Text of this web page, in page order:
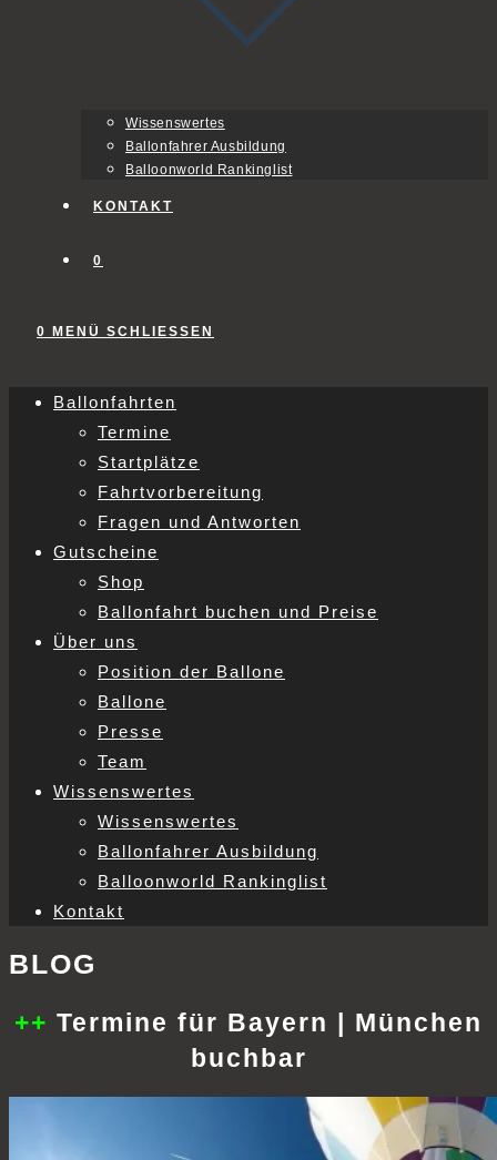
Wissenswertes
Ballonfahrer Ausbildung
Balloonworld Rankinglist
KONTAKT
0
0 MENÜ SCHLIESSEN
Ballonfahrten
Termine
Startplätze
Fahrtvorbereitung
Fragen und Antworten
Gutscheine
Shop
Ballonfahrt buchen und Preise
Über uns
Position der Ballone
Ballone
Presse
Team
Wissenswertes
Wissenswertes
Ballonfahrer Ausbildung
Balloonworld Rankinglist
Kontakt
BLOG
++ Termine für Bayern | München
buchbar